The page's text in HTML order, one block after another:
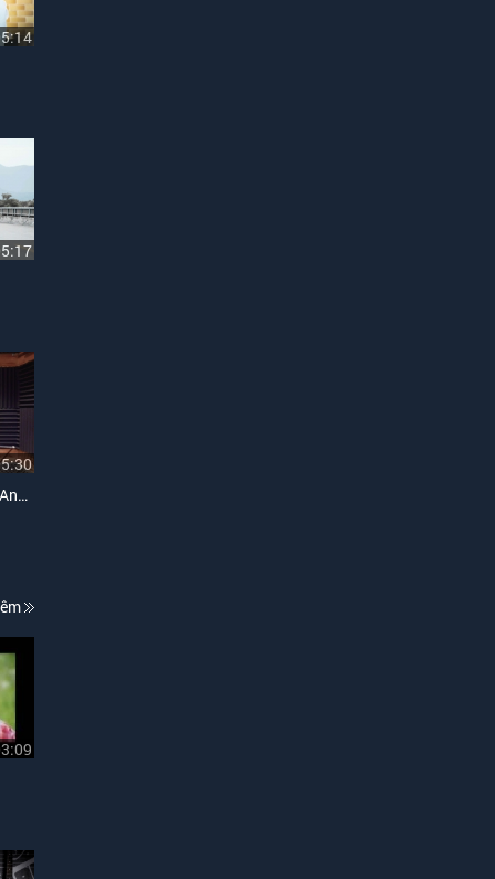
Liên Khúc Sao Chưa Thấy Anh Về, Nén Hương Yêu